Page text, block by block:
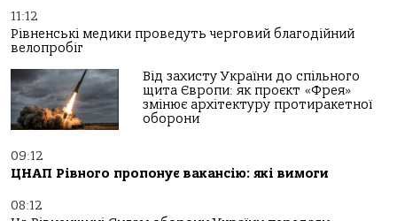
11:12
Рівненські медики проведуть черговий благодійний
велопробіг
Від захисту України до спільного
щита Європи: як проєкт «Фрея»
змінює архітектуру протиракетної
оборони
09:12
ЦНАП Рівного пропонує вакансію: які вимоги
08:12